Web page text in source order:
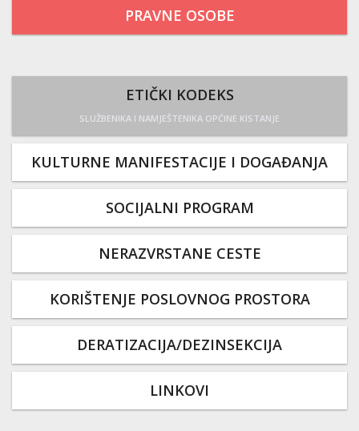
PRAVNE OSOBE
ETIČKI KODEKS
SLUŽBENIKA I NAMJEŠTENIKA OPĆINE KISTANJE
KULTURNE MANIFESTACIJE I DOGAĐANJA
SOCIJALNI PROGRAM
NERAZVRSTANE CESTE
KORIŠTENJE POSLOVNOG PROSTORA
DERATIZACIJA/DEZINSEKCIJA
LINKOVI